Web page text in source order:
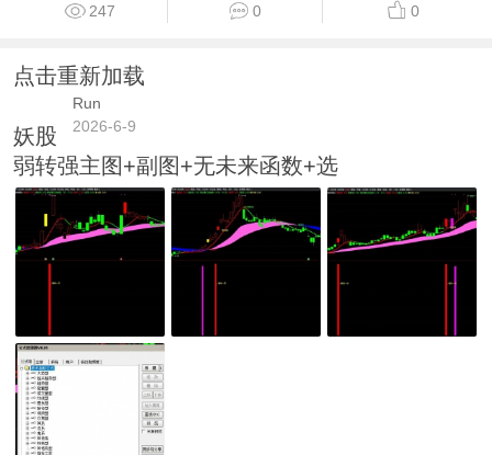
247 0 0
点击重新加载
Run
2026-6-9
妖股
弱转强主图+副图+无未来函数+选